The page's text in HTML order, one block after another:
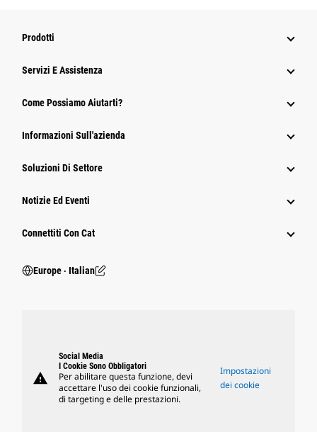
Prodotti
Servizi E Assistenza
Come Possiamo Aiutarti?
Informazioni Sull'azienda
Soluzioni Di Settore
Notizie Ed Eventi
Connettiti Con Cat
Europe ‧ Italian
warning
Social Media
I Cookie Sono Obbligatori
Per abilitare questa funzione, devi
accettare l'uso dei cookie funzionali,
di targeting e delle prestazioni.
Impostazioni
dei cookie